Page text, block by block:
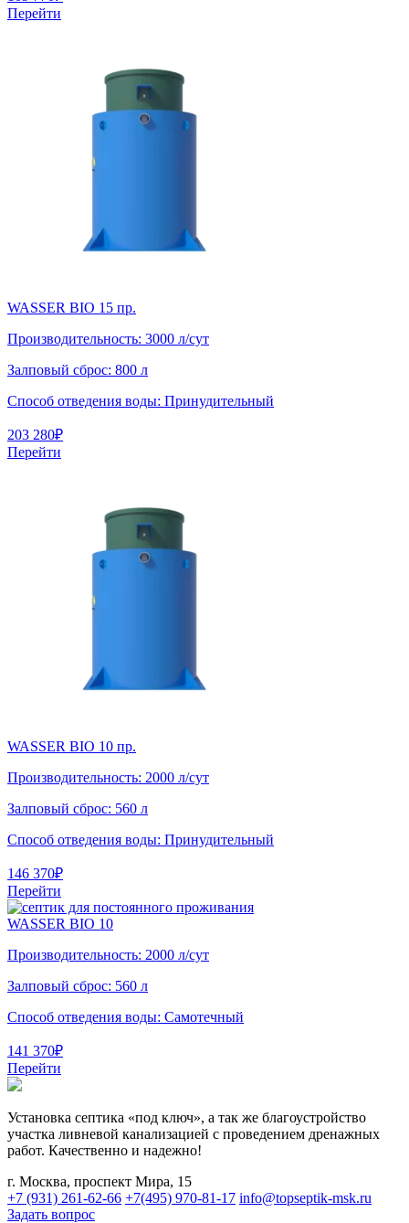
Перейти
WASSER BIO 15 пр.
Производительность: 3000 л/сут
Залповый сброс: 800 л
Способ отведения воды: Принудительный
203 280₽
Перейти
WASSER BIO 10 пр.
Производительность: 2000 л/сут
Залповый сброс: 560 л
Способ отведения воды: Принудительный
146 370₽
Перейти
WASSER BIO 10
Производительность: 2000 л/сут
Залповый сброс: 560 л
Способ отведения воды: Самотечный
141 370₽
Перейти
Установка септика «под ключ», а так же благоустройство
участка ливневой канализацией с проведением дренажных
работ. Качественно и надежно!
г. Москва, проспект Мира, 15
+7 (931) 261-62-66 +7(495) 970-81-17 info@topseptik-msk.ru
Задать вопрос